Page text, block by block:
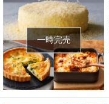
一時完売